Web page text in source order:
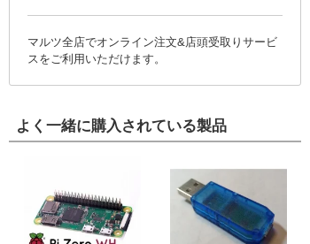
マルツ全店でオンライン注文&店頭受取りサービ
スをご利用いただけます。
よく一緒に購入されている製品